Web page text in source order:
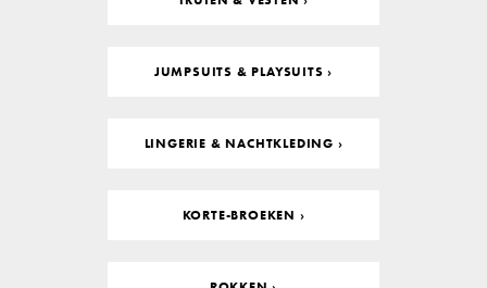
JUMPSUITS & PLAYSUITS ›
LINGERIE & NACHTKLEDING ›
KORTE-BROEKEN ›